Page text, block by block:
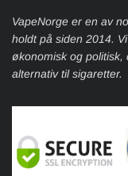
BATTERIET
SETTET HAR
3
STEDE PÅ
NEDERST
VapeNorge er en av
holdt på siden 2014.
økonomisk og
alternativ til sigaretter.